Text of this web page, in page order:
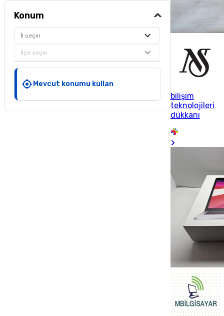
Konum
İl seçin
İlçe seçin
Mevcut konumu kullan
bilişim
teknolojileri
dükkanı